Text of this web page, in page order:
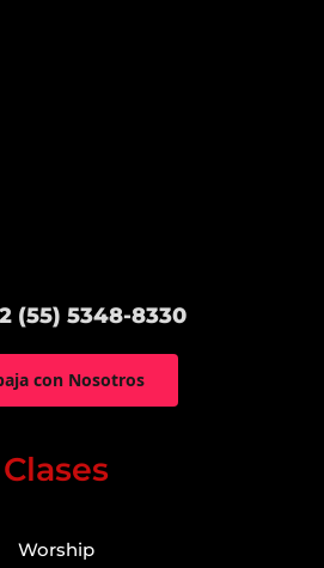
(55) 5348-8330
con Nosotros
Clases
Worship